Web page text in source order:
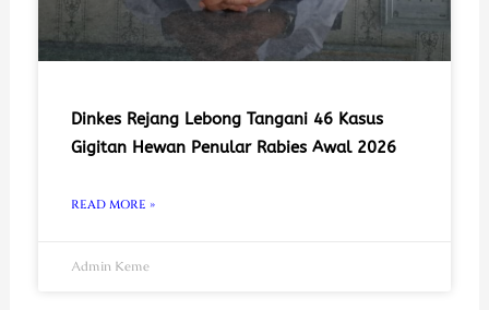
Dinkes Rejang Lebong Tangani 46 Kasus
Gigitan Hewan Penular Rabies Awal 2026
READ MORE »
Admin Keme